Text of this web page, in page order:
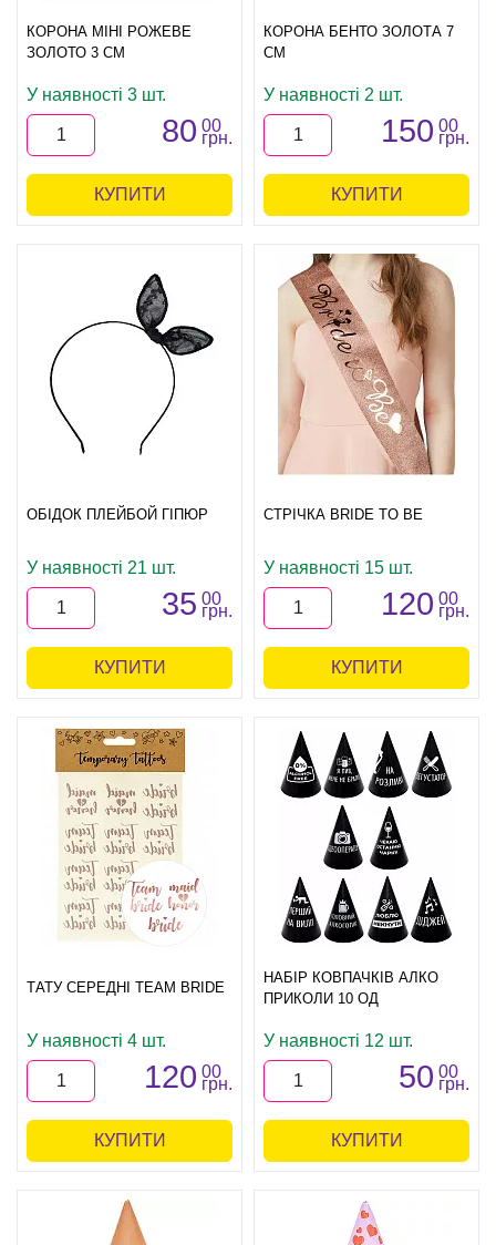
КОРОНА МІНІ РОЖЕВЕ
ЗОЛОТО 3 СМ
У наявності 3 шт.
80 00
грн.
КУПИТИ
КОРОНА БЕНТО ЗОЛОТА 7
СМ
У наявності 2 шт.
150 00
грн.
КУПИТИ
ОБІДОК ПЛЕЙБОЙ ГІПЮР
У наявності 21 шт.
35 00
грн.
КУПИТИ
СТРІЧКА BRIDE TO BE
У наявності 15 шт.
120 00
грн.
КУПИТИ
ТАТУ СЕРЕДНІ TEAM BRIDE
У наявності 4 шт.
120 00
грн.
КУПИТИ
НАБІР КОВПАЧКІВ АЛКО
ПРИКОЛИ 10 ОД
У наявності 12 шт.
50 00
грн.
КУПИТИ